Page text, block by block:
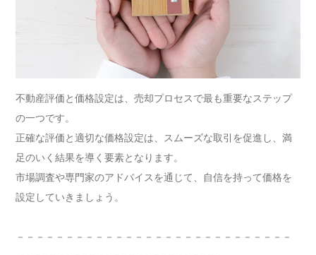
不動産評価と価格設定は、売却プロセスで最も重要なステップ
の一つです。
正確な評価と適切な価格設定は、スムーズな取引を促進し、満
足のいく結果を導く要素となります。
市場調査や専門家のアドバイスを通じて、自信を持って価格を
設定していきましょう。
－－－－－－－－－－－－－－－－－－－－－－－－－－－－